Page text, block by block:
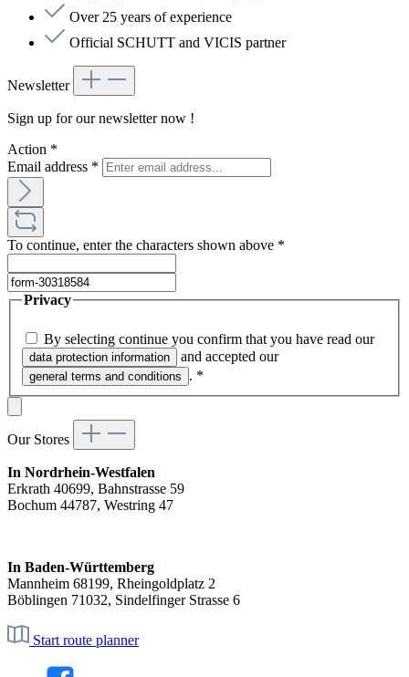
Over 25 years of experience
Official SCHUTT and VICIS partner
Newsletter
Sign up for our newsletter now !
Action *
Email address *
To continue, enter the characters shown above *
Privacy
By selecting continue you confirm that you have read our
data protection information and accepted our
general terms and conditions . *
Our Stores
In Nordrhein-Westfalen
Erkrath 40699, Bahnstrasse 59
Bochum 44787, Westring 47
In Baden-Württemberg
Mannheim 68199, Rheingoldplatz 2
Böblingen 71032, Sindelfinger Strasse 6
Start route planner